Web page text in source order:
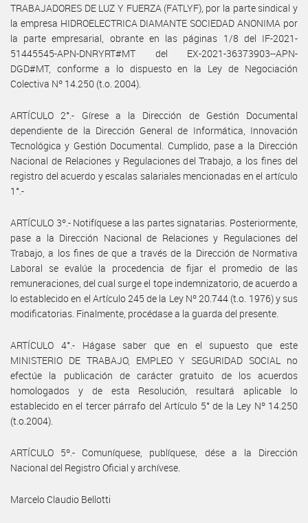
TRABAJADORES DE LUZ Y FUERZA (FATLYF), por la parte sindical y
la empresa HIDROELECTRICA DIAMANTE SOCIEDAD ANONIMA por
la parte empresarial, obrante en las páginas 1/8 del IF-2021-
51445545-APN-DNRYRT#MT del EX-2021-36373903--APN-
DGD#MT, conforme a lo dispuesto en la Ley de Negociación
Colectiva Nº 14.250 (t.o. 2004).
ARTÍCULO 2°.- Gírese a la Dirección de Gestión Documental
dependiente de la Dirección General de Informática, Innovación
Tecnológica y Gestión Documental. Cumplido, pase a la Dirección
Nacional de Relaciones y Regulaciones del Trabajo, a los fines del
registro del acuerdo y escalas salariales mencionadas en el artículo
1°.-
ARTÍCULO 3º.- Notifíquese a las partes signatarias. Posteriormente,
pase a la Dirección Nacional de Relaciones y Regulaciones del
Trabajo, a los fines de que a través de la Dirección de Normativa
Laboral se evalúe la procedencia de fijar el promedio de las
remuneraciones, del cual surge el tope indemnizatorio, de acuerdo a
lo establecido en el Artículo 245 de la Ley Nº 20.744 (t.o. 1976) y sus
modificatorias. Finalmente, procédase a la guarda del presente.
ARTÍCULO 4°.- Hágase saber que en el supuesto que este
MINISTERIO DE TRABAJO, EMPLEO Y SEGURIDAD SOCIAL no
efectúe la publicación de carácter gratuito de los acuerdos
homologados y de esta Resolución, resultará aplicable lo
establecido en el tercer párrafo del Artículo 5° de la Ley Nº 14.250
(t.o.2004).
ARTÍCULO 5º.- Comuníquese, publíquese, dése a la Dirección
Nacional del Registro Oficial y archívese.
Marcelo Claudio Bellotti